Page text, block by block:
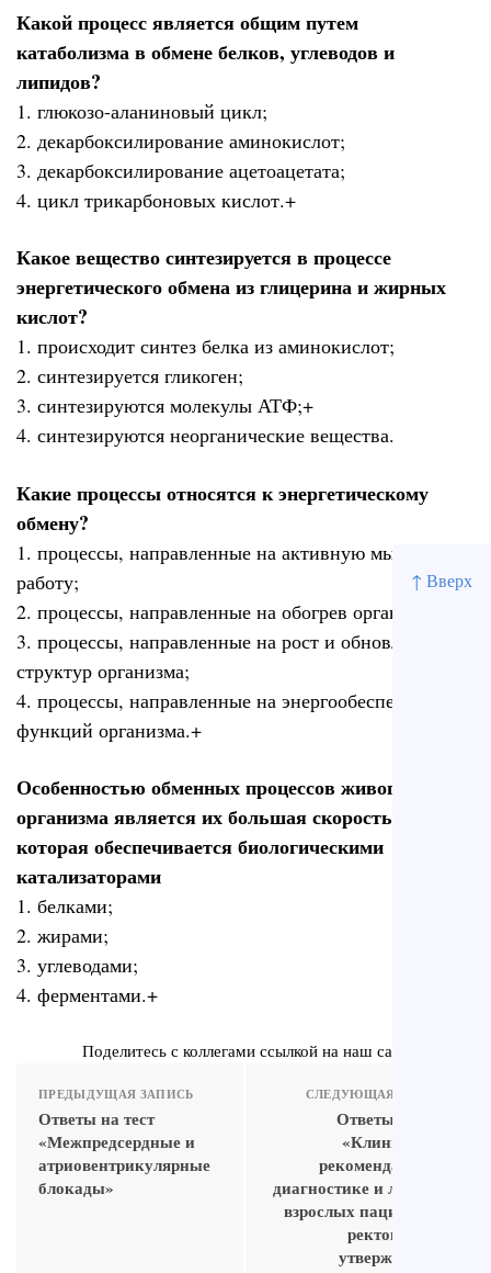
↑ Вверх
Какой процесс является общим путем
катаболизма в обмене белков, углеводов и
липидов?
1. глюкозо-аланиновый цикл;
2. декарбоксилирование аминокислот;
3. декарбоксилирование ацетоацетата;
4. цикл трикарбоновых кислот.+
Какое вещество синтезируется в процессе
энергетического обмена из глицерина и жирных
кислот?
1. происходит синтез белка из аминокислот;
2. синтезируется гликоген;
3. синтезируются молекулы АТФ;+
4. синтезируются неорганические вещества.
Какие процессы относятся к энергетическому
обмену?
1. процессы, направленные на активную мышечную
работу;
2. процессы, направленные на обогрев организма;
3. процессы, направленные на рост и обновление
структур организма;
4. процессы, направленные на энергообеспечение
функций организма.+
Особенностью обменных процессов живого
организма является их большая скорость,
которая обеспечивается биологическими
катализаторами
1. белками;
2. жирами;
3. углеводами;
4. ферментами.+
Поделитесь с коллегами ссылкой на наш сайт
ПРЕДЫДУЩАЯ ЗАПИСЬ
Ответы на тест
«Межпредсердные и
атриовентрикулярные
блокады»
СЛЕДУЮЩАЯ ЗАПИСЬ
Ответы на тест
«Клинические
рекомендации по
диагностике и лечению
взрослых пациентов с
ректоцеле (по
утвержденным